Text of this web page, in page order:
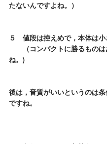
たないんですよね。）
５　値段は控えめで，本体は小
（コンパクトに勝るものは
ね。)
後は，音質がいいというのは
ですね。